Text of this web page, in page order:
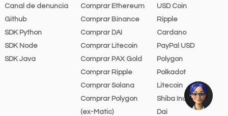
Canal de denuncia
Github
SDK Python
SDK Node
SDK Java
Comprar Ethereum
Comprar Binance
Comprar DAI
Comprar Litecoin
Comprar PAX Gold
Comprar Ripple
Comprar Solana
Comprar Polygon
(ex-Matic)
USD Coin
Ripple
Cardano
PayPal USD
Polygon
Polkadot
Litecoin
Shiba Inu
Dai